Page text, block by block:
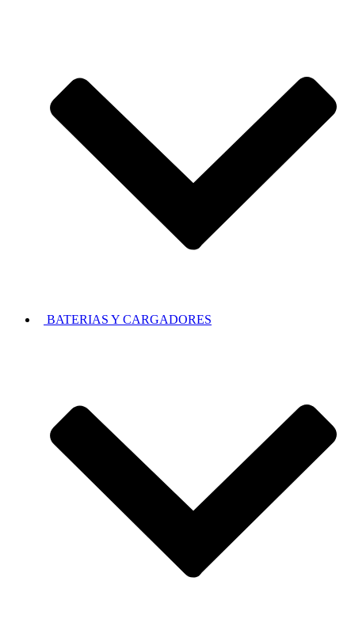
BATERIAS Y CARGADORES